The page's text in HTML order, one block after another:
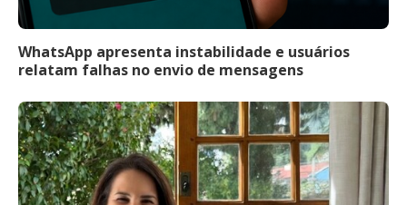
WhatsApp apresenta instabilidade e usuários
relatam falhas no envio de mensagens